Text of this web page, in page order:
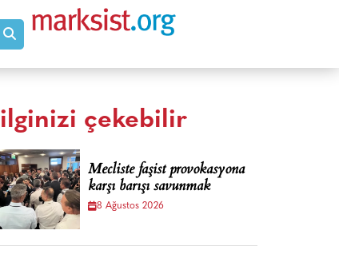
ilginizi çekebilir
Mecliste faşist provokasyona
karşı barışı savunmak
8 Ağustos 2026